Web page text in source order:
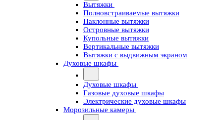
Вытяжки
Полновстраиваемые вытяжки
Наклонные вытяжки
Островные вытяжки
Купольные вытяжки
Вертикальные вытяжки
Вытяжки с выдвижным экраном
Духовые шкафы
Духовые шкафы
Газовые духовые шкафы
Электрические духовые шкафы
Морозильные камеры